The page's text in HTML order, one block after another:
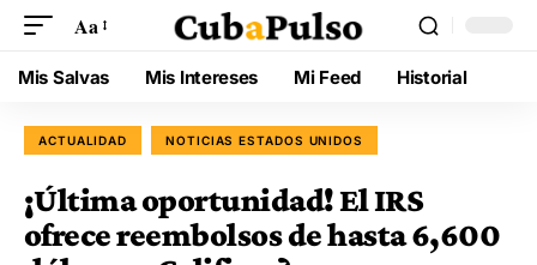
Aa
Mis Salvas Mis Intereses Mi Feed Historial
ACTUALIDAD NOTICIAS ESTADOS UNIDOS
¡Última oportunidad! El IRS
ofrece reembolsos de hasta 6,600